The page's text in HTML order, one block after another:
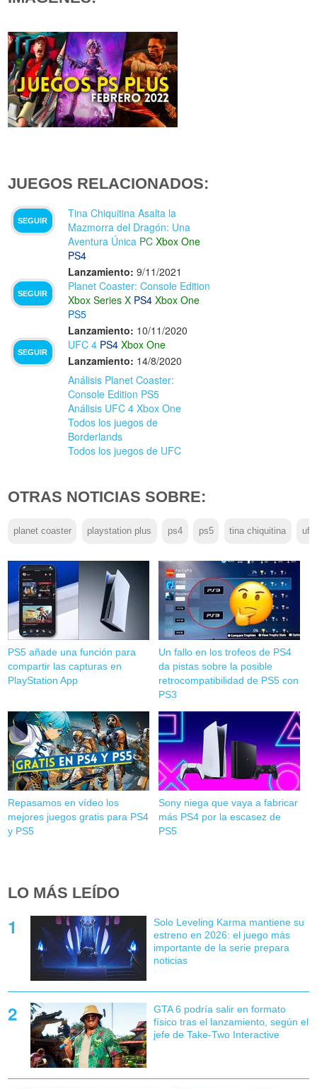
JUEGOS RELACIONADOS:
SEGUIR
Tina Chiquitina Asalta la
Mazmorra del Dragón: Una
Aventura Única PC Xbox One
PS4
Lanzamiento: 9/11/2021
SEGUIR
Planet Coaster: Console Edition
Xbox Series X PS4 Xbox One
PS5
Lanzamiento: 10/11/2020
SEGUIR
UFC 4 PS4 Xbox One
Lanzamiento: 14/8/2020
Análisis Planet Coaster:
Console Edition PS5
Análisis UFC 4 Xbox One
Todos los juegos de
Borderlands
Todos los juegos de UFC
OTRAS NOTICIAS SOBRE:
planet coaster playstation plus ps4 ps5 tina chiquitina ufc
PS5 añade una función para
compartir las capturas en
PlayStation App
Un fallo en los trofeos de PS4
da pistas sobre la posible
retrocompatibilidad de PS5 con
PS3
Repasamos en vídeo los
mejores juegos gratis para PS4
y PS5
Sony niega que vaya a fabricar
más PS4 por la escasez de
PS5
LO MÁS LEÍDO
Solo Leveling Karma mantiene su
estreno en 2026: el juego más
importante de la serie prepara
noticias
GTA 6 podría salir en formato
físico tras el lanzamiento, según el
jefe de Take-Two Interactive